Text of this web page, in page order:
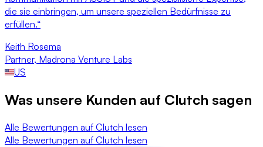
die sie einbringen, um unsere speziellen Bedürfnisse zu
erfüllen.“
Keith Rosema
Partner, Madrona Venture Labs
US
Was unsere Kunden auf Clutch sagen
Alle Bewertungen auf Clutch lesen
Alle Bewertungen auf Clutch lesen